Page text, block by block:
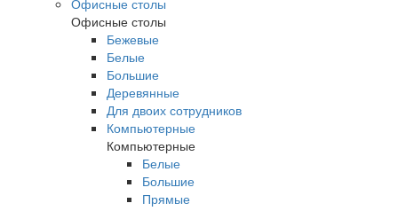
Офисные столы
Офисные столы
Бежевые
Белые
Большие
Деревянные
Для двоих сотрудников
Компьютерные
Компьютерные
Белые
Большие
Прямые